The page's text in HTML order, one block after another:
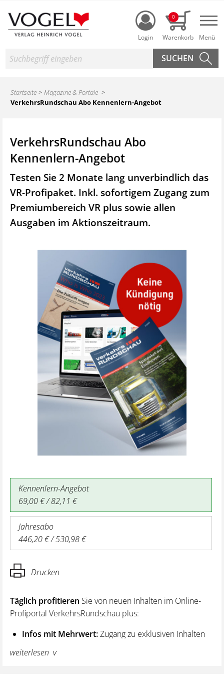
Login
0
Suche
Startseite
Magazine & Portale
VerkehrsRundschau Abo Kennenlern-Angebot
VerkehrsRundschau Abo
Kennenlern-Angebot
Testen Sie 2 Monate lang unverbindlich das
VR-Profipaket. Inkl. sofortigem Zugang zum
Premiumbereich VR plus sowie allen
Ausgaben im Aktionszeitraum.
Kennenlern-Angebot
69,00 € / 82,11 €
Jahresabo
446,20 € / 530,98 €
Drucken
Täglich profitieren Sie von neuen Inhalten im Online-
Profiportal VerkehrsRundschau plus:
Infos mit Mehrwert:Zugang zu exklusiven Inhalten
und Hintergrundwissen – von aktuellen Regelungen
wie z. B. bei den Lenk- und Ruhezeiten,
weiterlesen